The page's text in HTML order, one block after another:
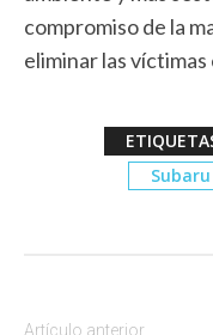
compromiso de la
eliminar las
Artículo anterior